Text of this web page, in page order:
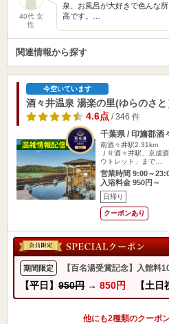
40代 女
性
泉、お風呂が大好きで色んな
高です。…
関連情報から探す
今空いています
酒々井温泉 湯楽の里(ゆらのさと
4.6点 / 346 件
千葉県 / 印旛郡酒
南酒々井駅2.31km
ＪＲ酒々井駅、京成
ウトレット」まで…
営業時間 9:00～
入浴料金 950円～
日帰り
クーポンあり
期間限定 【百名湯受賞記念】入館料
【平日】 950円 → 850円 【土日
他にも2種類のクーポ